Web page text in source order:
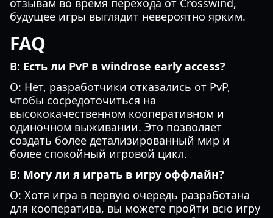
отзывам во время перехода от Crosswind,
будущее игры выглядит невероятно ярким.
FAQ
В: Есть ли PvP в windrose early access?
О: Нет, разработчики отказались от PvP,
чтобы сосредоточиться на
высококачественном кооперативном и
одиночном выживании. Это позволяет
создать более детализированный мир и
более спокойный игровой цикл.
В: Могу ли я играть в игру оффлайн?
О: Хотя игра в первую очередь разработана
для кооператива, вы можете пройти всю игру